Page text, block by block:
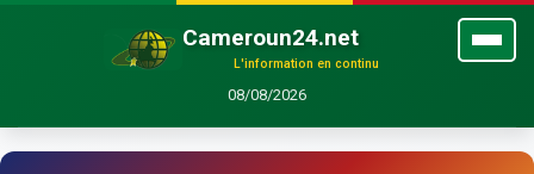
Cameroun24.net
L'information en continu
08/08/2026